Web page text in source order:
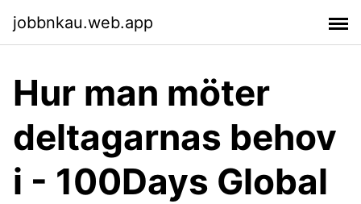
jobbnkau.web.app
Hur man möter
deltagarnas behov
i - 100Days Global